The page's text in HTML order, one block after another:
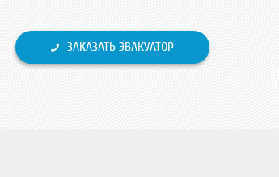
ЗАКАЗАТЬ ЭВАКУАТОР